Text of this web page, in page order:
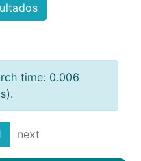
time: 0.006
next